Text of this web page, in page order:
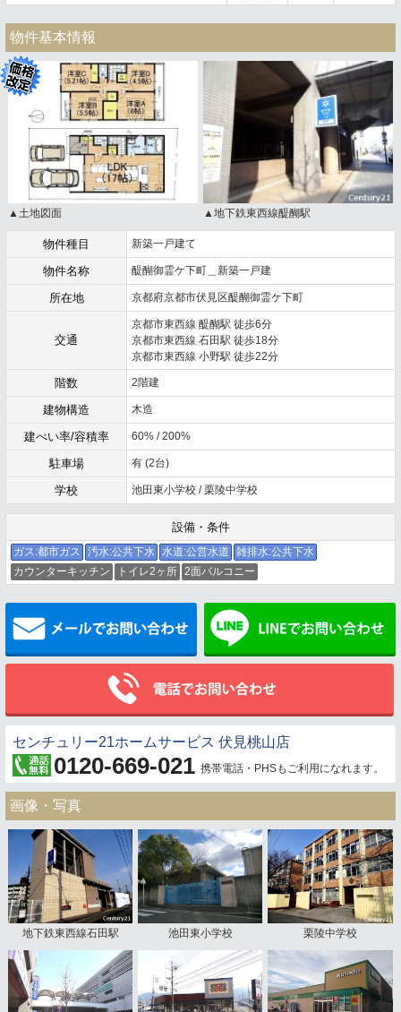
物件基本情報
▲土地図面 ▲地下鉄東西線醍醐駅
物件種目 新築一戸建て
物件名称 醍醐御霊ケ下町＿新築一戸建
所在地 京都府京都市伏見区醍醐御霊ケ下町
交通
京都市東西線 醍醐駅 徒歩6分
京都市東西線 石田駅 徒歩18分
京都市東西線 小野駅 徒歩22分
階数 2階建
建物構造 木造
建ぺい率/容積率 60% / 200%
駐車場 有 (2台)
学校 池田東小学校 / 栗陵中学校
設備・条件
ガス:都市ガス 汚水:公共下水 水道:公営水道
雑排水:公共下水
カウンターキッチン
トイレ2ヶ所 2面バルコニー
メールでお問い合わせ
センチュリー21ホームサービス 伏見桃山店
0120-669-021 携帯電話・PHSもご利用になれます。
画像・写真
地下鉄東西線石田駅 池田東小学校 栗陵中学校